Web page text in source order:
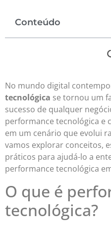
Conteúdo
No mundo digital
tecnológica se tornou um
sucesso de qualquer
performance tecnológica e
em um cenário que evolui
vamos explorar conceitos,
práticos para ajudá-lo a
performance tecnológica
O que é
tecnológica?